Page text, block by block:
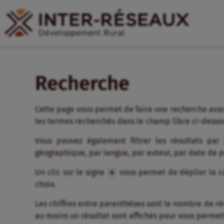
Recherche
Cette page vous permet de faire une recherche
les termes recherchés dans le champ libre ci-
Vous pouvez également filtrer les résultats
géographique, par langue, par auteur, par date de
Un clic sur le signe
vous permet de déplier la
choix.
Les chiffres entre parenthèses sont le nombre de
au moins un résultat sont affichés pour vous